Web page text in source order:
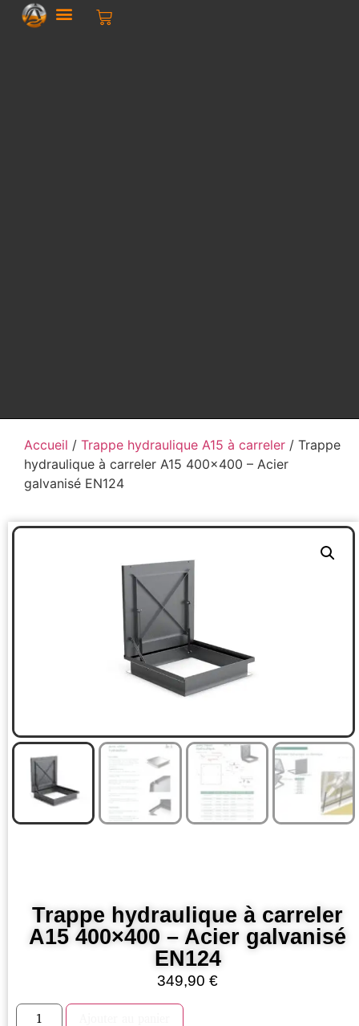
Accueil / Trappe hydraulique A15 à carreler / Trappe
hydraulique à carreler A15 400×400 – Acier
galvanisé EN124
Trappe hydraulique à carreler
A15 400×400 – Acier galvanisé
EN124
349,90 €